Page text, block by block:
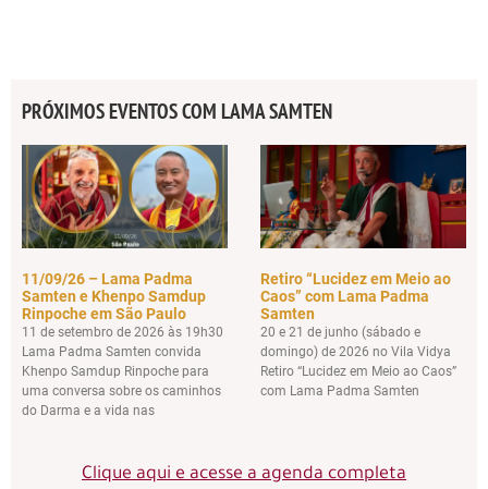
PRÓXIMOS EVENTOS COM LAMA SAMTEN
11/09/26 – Lama Padma
Samten e Khenpo Samdup
Rinpoche em São Paulo
11 de setembro de 2026 às 19h30
Lama Padma Samten convida
Khenpo Samdup Rinpoche para
uma conversa sobre os caminhos
do Darma e a vida nas
Retiro “Lucidez em Meio ao
Caos” com Lama Padma
Samten
20 e 21 de junho (sábado e
domingo) de 2026 no Vila Vidya
Retiro “Lucidez em Meio ao Caos”
com Lama Padma Samten
Clique aqui e acesse a agenda completa